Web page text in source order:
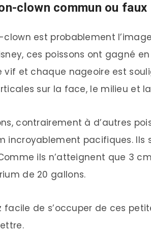
clown commun ou faux
clown est probablement
ces poissons ont gagné
vif et chaque nageoire est
sur la face, le milieu et
contrairement à d’autres
incroyablement pacifiques.
ils n’atteignent que 3
de 20 gallons.
facile de s’occuper de ces